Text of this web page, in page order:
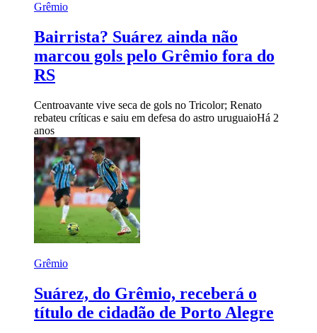
Grêmio
Bairrista? Suárez ainda não
marcou gols pelo Grêmio fora do
RS
Centroavante vive seca de gols no Tricolor; Renato
rebateu críticas e saiu em defesa do astro uruguaioHá 2
anos
Grêmio
Suárez, do Grêmio, receberá o
título de cidadão de Porto Alegre